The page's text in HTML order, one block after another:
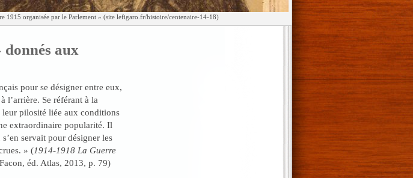
1915 organisée par le Parlement » (site lefigaro.fr/histoire/centenaire-14-18)
donnés aux
pour se désigner entre eux,
l’arrière. Se référant à la
leur pilosité liée aux conditions
extraordinaire popularité. Il
s’en servait pour désigner les
» (1914-1918 La Guerre
éd. Atlas, 2013, p. 79)